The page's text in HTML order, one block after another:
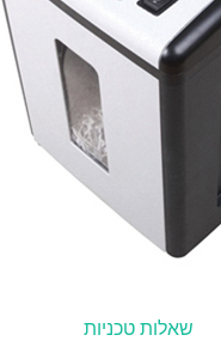
שאלות טכניות